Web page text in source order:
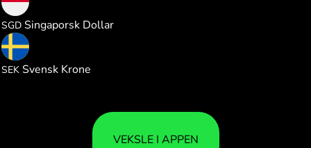
SGD Singaporsk Dollar
SEK Svensk Krone
VEKSLE I APPEN